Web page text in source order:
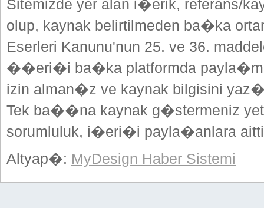
Sitemizde yer alan i�erik, referans/
olup, kaynak belirtilmeden ba�ka
Eserleri Kanunu'nun 25. ve 36.
��eri�i ba�ka platformda
izin alman�z ve kaynak bilgisini
Tek ba��na kaynak g�stermeniz
sorumluluk, i�eri�i payla�anlara
Altyap�: MyDesign Haber Sistemi